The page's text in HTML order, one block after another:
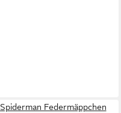
Spiderman Federmäppchen